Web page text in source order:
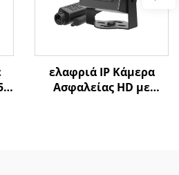
ελαφριά IP Κάμερα
Ασφαλείας HD με